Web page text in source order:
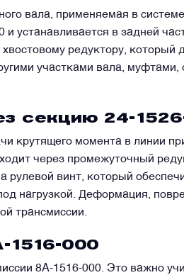
вала, применяемая в
устанавливается в задней
редуктору, который
участками вала,
секцию 24-
крутящего момента в линии
через промежуточный
рулевой винт, который
нагрузкой. Деформация,
трансмиссии.
1516-000
8А-1516-000. Это важно